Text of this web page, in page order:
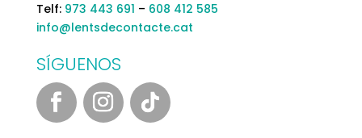
Telf: 973 443 691 – 608 412 585
info@lentsdecontacte.cat
SÍGUENOS